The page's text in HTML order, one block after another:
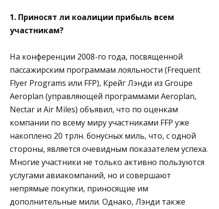
1. Приносят ли коалиции прибыль всем
участникам?
На конференции 2008-го года, посвященной
пассажирским программам лояльности (Frequent
Flyer Programs или FFP), Крейг Лэнди из Groupe
Aeroplan (управляющей программами Aeroplan,
Nectar и Air Miles) объявил, что по оценкам
компании по всему миру участниками FFP уже
накоплено 20 трлн. бонусных миль, что, с одной
стороны, является очевидным показателем успеха.
Многие участники не только активно пользуются
услугами авиакомпаний, но и совершают
непрямые покупки, приносящие им
дополнительные мили. Однако, Лэнди также